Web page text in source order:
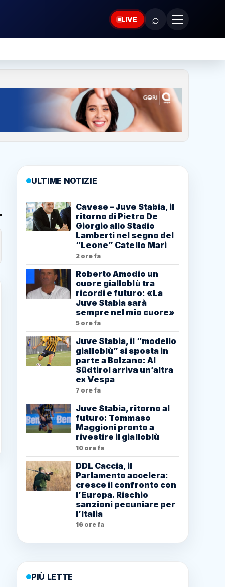
LIVE ⌕
ULTIME NOTIZIE
Cavese – Juve Stabia, il
ritorno di Pietro De
Giorgio allo Stadio
Lamberti nel segno del
“Leone” Catello Mari
2 ore fa
Roberto Amodio un
cuore gialloblù tra
ricordi e futuro: «La
Juve Stabia sarà
sempre nel mio cuore»
5 ore fa
Juve Stabia, il “modello
gialloblù” si sposta in
parte a Bolzano: Al
Südtirol arriva un’altra
ex Vespa
7 ore fa
Juve Stabia, ritorno al
futuro: Tommaso
Maggioni pronto a
rivestire il gialloblù
10 ore fa
DDL Caccia, il
Parlamento accelera:
cresce il confronto con
l’Europa. Rischio
sanzioni pecuniare per
l’Italia
16 ore fa
PIÙ LETTE